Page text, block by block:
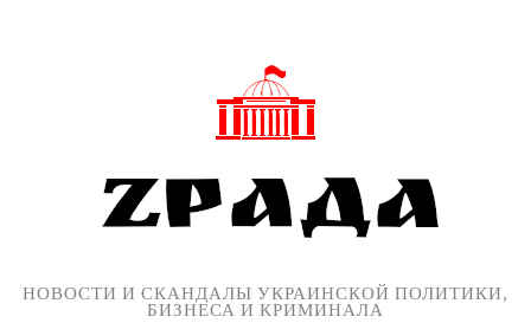
НОВОСТИ И СКАНДАЛЫ УКРАИНСКОЙ ПОЛИТИКИ,
БИЗНЕСА И КРИМИНАЛА